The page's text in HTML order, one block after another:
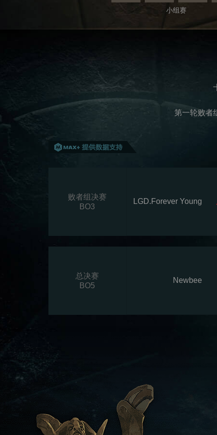
小组赛
第一轮败者
败者组决赛
BO3
LGD.Forever Young
总决赛
BO5
Newbee